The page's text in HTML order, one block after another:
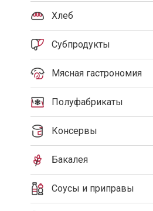
Хлеб
Субпродукты
Мясная гастрономия
Полуфабрикаты
Консервы
Бакалея
Соусы и приправы